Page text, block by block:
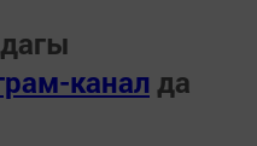
канал да